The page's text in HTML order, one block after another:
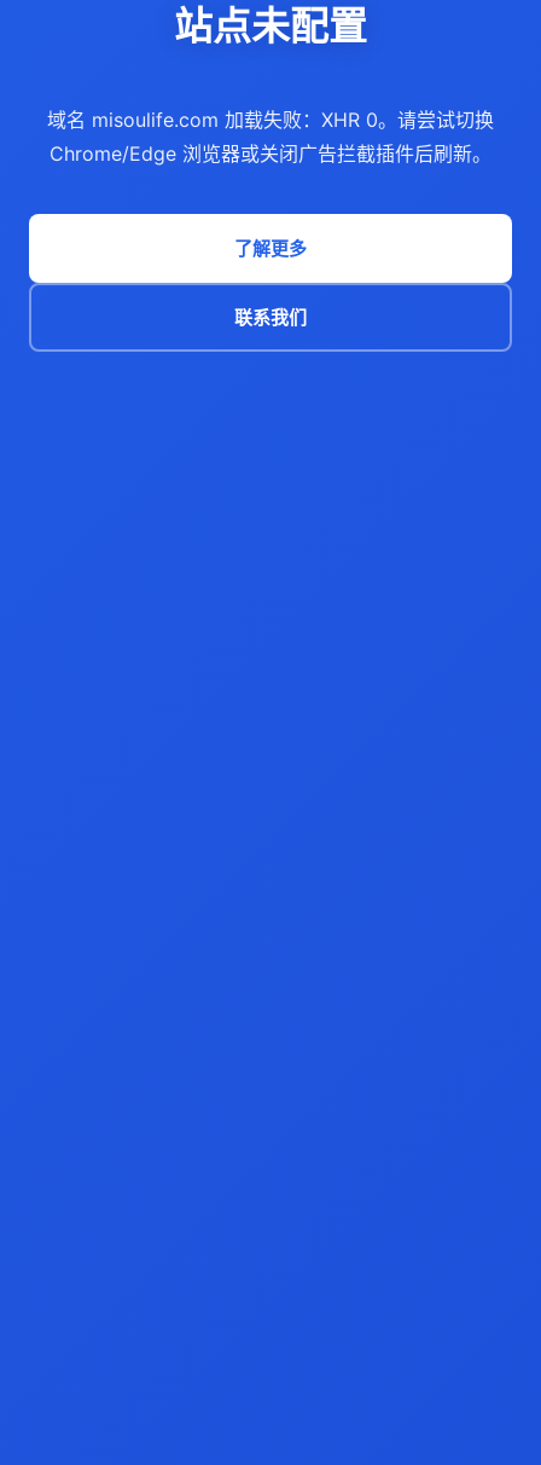
站点未配置
域名 misoulife.com 加载失败：XHR 0。请尝试切换
Chrome/Edge 浏览器或关闭广告拦截插件后刷新。
了解更多
联系我们